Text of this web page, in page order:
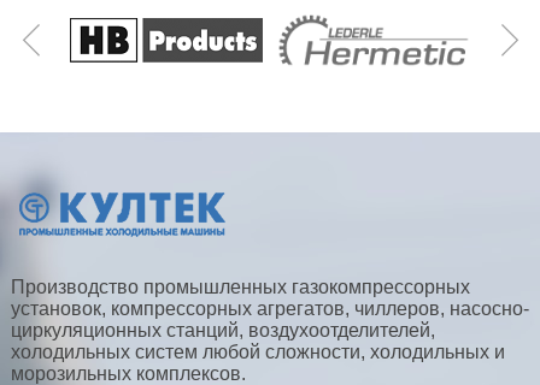
Производство промышленных газокомпрессорных
установок, компрессорных агрегатов, чиллеров, насосно-
циркуляционных станций, воздухоотделителей,
холодильных систем любой сложности, холодильных и
морозильных комплексов.